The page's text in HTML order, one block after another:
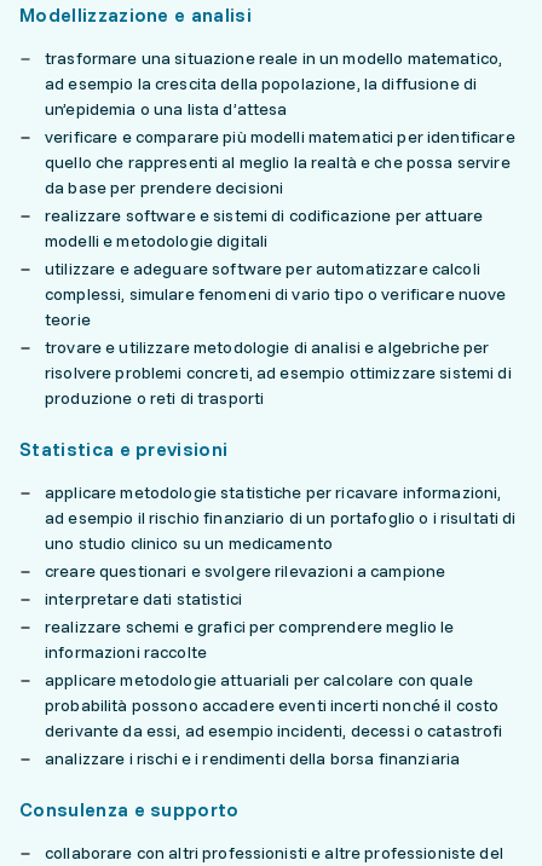
Modellizzazione e analisi
trasformare una situazione reale in un modello matematico,
ad esempio la crescita della popolazione, la diffusione di
un’epidemia o una lista d’attesa
verificare e comparare più modelli matematici per identificare
quello che rappresenti al meglio la realtà e che possa servire
da base per prendere decisioni
realizzare software e sistemi di codificazione per attuare
modelli e metodologie digitali
utilizzare e adeguare software per automatizzare calcoli
complessi, simulare fenomeni di vario tipo o verificare nuove
teorie
trovare e utilizzare metodologie di analisi e algebriche per
risolvere problemi concreti, ad esempio ottimizzare sistemi di
produzione o reti di trasporti
Statistica e previsioni
applicare metodologie statistiche per ricavare informazioni,
ad esempio il rischio finanziario di un portafoglio o i risultati di
uno studio clinico su un medicamento
creare questionari e svolgere rilevazioni a campione
interpretare dati statistici
realizzare schemi e grafici per comprendere meglio le
informazioni raccolte
applicare metodologie attuariali per calcolare con quale
probabilità possono accadere eventi incerti nonché il costo
derivante da essi, ad esempio incidenti, decessi o catastrofi
analizzare i rischi e i rendimenti della borsa finanziaria
Consulenza e supporto
collaborare con altri professionisti e altre professioniste del